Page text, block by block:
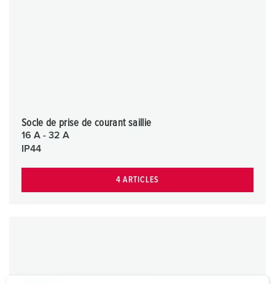
Socle de prise de courant saillie
16 A - 32 A
IP44
4 ARTICLES